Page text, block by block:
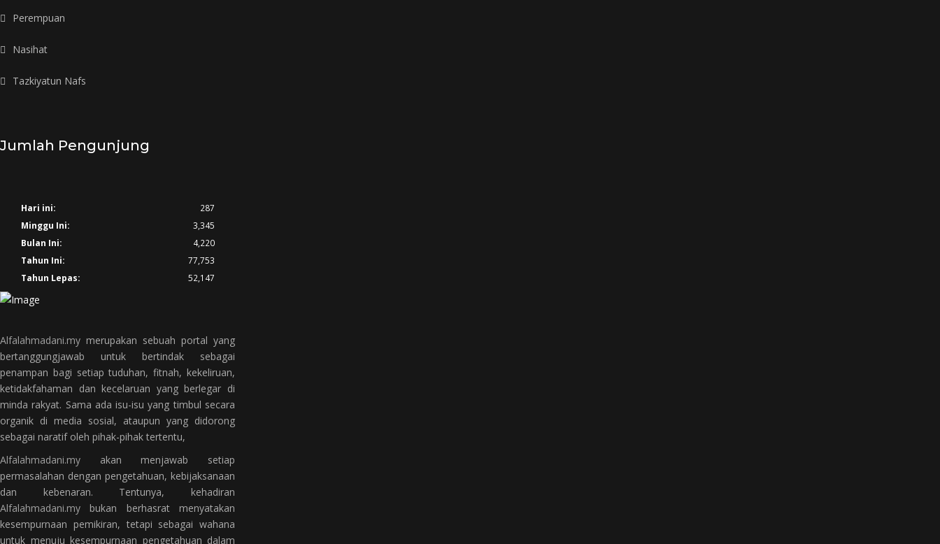
Perempuan
Nasihat
Tazkiyatun Nafs
Jumlah Pengunjung
Hari ini:
287
Minggu Ini:
3,345
Bulan Ini:
4,220
Tahun Ini:
77,753
Tahun Lepas:
52,147
Alfalahmadani.my merupakan sebuah portal yang
bertanggungjawab untuk bertindak sebagai
penampan bagi setiap tuduhan, fitnah, kekeliruan,
ketidakfahaman dan kecelaruan yang berlegar di
minda rakyat. Sama ada isu-isu yang timbul secara
organik di media sosial, ataupun yang didorong
sebagai naratif oleh pihak-pihak tertentu,
Alfalahmadani.my akan menjawab setiap
permasalahan dengan pengetahuan, kebijaksanaan
dan kebenaran. Tentunya, kehadiran
Alfalahmadani.my bukan berhasrat menyatakan
kesempurnaan pemikiran, tetapi sebagai wahana
untuk menuju kesempurnaan pengetahuan dalam